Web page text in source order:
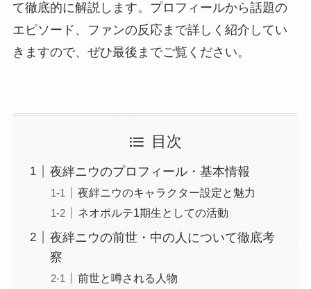
て徹底的に解説します。プロフィールから話題の
エピソード、ファンの反応まで詳しく紹介してい
きますので、ぜひ最後までご覧ください。
目次
夜絆ニウのプロフィール・基本情報
夜絆ニウのキャラクター設定と魅力
ネオポルテ1期生としての活動
夜絆ニウの前世・中の人について徹底考
察
前世と噂される人物